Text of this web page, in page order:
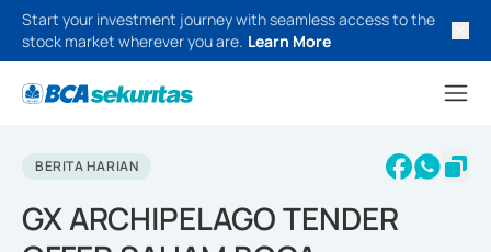
Start your investment journey with seamless access to the
stock market wherever you are. Learn More
BERITA HARIAN
GX ARCHIPELAGO TENDER